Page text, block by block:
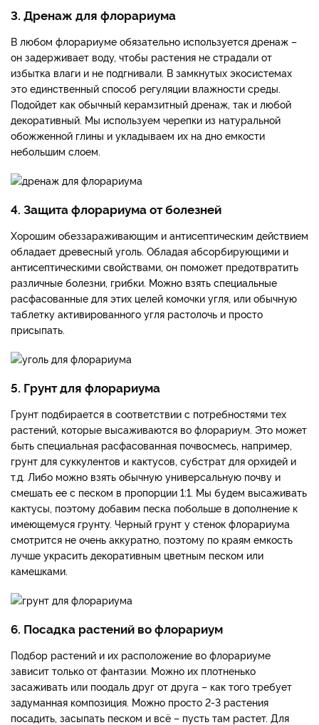
3. Дренаж для флорариума
В любом флорариуме обязательно используется дренаж –
он задерживает воду, чтобы растения не страдали от
избытка влаги и не подгнивали. В замкнутых экосистемах
это единственный способ регуляции влажности среды.
Подойдет как обычный керамзитный дренаж, так и любой
декоративный. Мы используем черепки из натуральной
обожженной глины и укладываем их на дно емкости
небольшим слоем.
4. Защита флорариума от болезней
Хорошим обеззараживающим и антисептическим действием
обладает древесный уголь. Обладая абсорбирующими и
антисептическими свойствами, он поможет предотвратить
различные болезни, грибки. Можно взять специальные
расфасованные для этих целей комочки угля, или обычную
таблетку активированного угля растолочь и просто
присыпать.
5. Грунт для флорариума
Грунт подбирается в соответствии с потребностями тех
растений, которые высаживаются во флорариум. Это может
быть специальная расфасованная почвосмесь, например,
грунт для суккулентов и кактусов, субстрат для орхидей и
т.д. Либо можно взять обычную универсальную почву и
смешать ее с песком в пропорции 1:1. Мы будем высаживать
кактусы, поэтому добавим песка побольше в дополнение к
имеющемуся грунту. Черный грунт у стенок флорариума
смотрится не очень аккуратно, поэтому по краям емкость
лучше украсить декоративным цветным песком или
камешками.
6. Посадка растений во флорариум
Подбор растений и их расположение во флорариуме
зависит только от фантазии. Можно их плотненько
засаживать или поодаль друг от друга – как того требует
задуманная композиция. Можно просто 2-3 растения
посадить, засыпать песком и всё – пусть там растет. Для